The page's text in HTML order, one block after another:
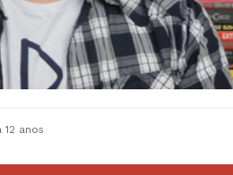
12 anos